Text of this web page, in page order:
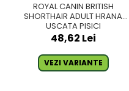
ROYAL CANIN BRITISH
SHORTHAIR ADULT HRANA
USCATA PISICI
48,62 Lei
VEZI VARIANTE